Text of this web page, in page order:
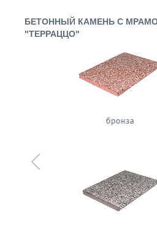
БЕТОННЫЙ КАМЕНЬ С
"ТЕРРАЦЦО"
сахара
Предыдущий